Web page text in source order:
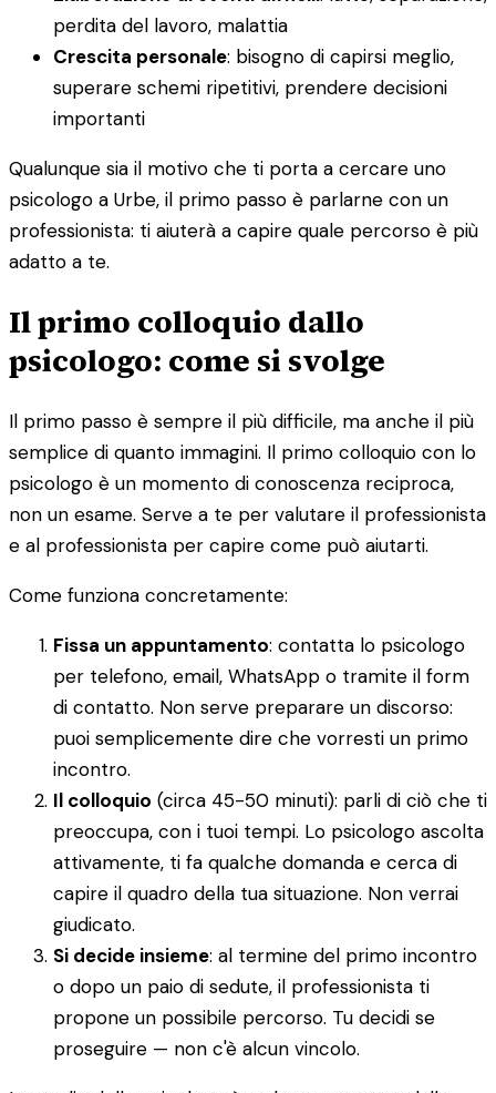
perdita del lavoro, malattia
Crescita personale: bisogno di capirsi meglio,
superare schemi ripetitivi, prendere decisioni
importanti
Qualunque sia il motivo che ti porta a cercare uno
psicologo a Urbe, il primo passo è parlarne con un
professionista: ti aiuterà a capire quale percorso è più
adatto a te.
Il primo colloquio dallo
psicologo: come si svolge
Il primo passo è sempre il più difficile, ma anche il più
semplice di quanto immagini. Il primo colloquio con lo
psicologo è un momento di conoscenza reciproca,
non un esame. Serve a te per valutare il professionista
e al professionista per capire come può aiutarti.
Come funziona concretamente:
Fissa un appuntamento: contatta lo psicologo
per telefono, email, WhatsApp o tramite il form
di contatto. Non serve preparare un discorso:
puoi semplicemente dire che vorresti un primo
incontro.
Il colloquio (circa 45-50 minuti): parli di ciò che ti
preoccupa, con i tuoi tempi. Lo psicologo ascolta
attivamente, ti fa qualche domanda e cerca di
capire il quadro della tua situazione. Non verrai
giudicato.
Si decide insieme: al termine del primo incontro
o dopo un paio di sedute, il professionista ti
propone un possibile percorso. Tu decidi se
proseguire — non c'è alcun vincolo.